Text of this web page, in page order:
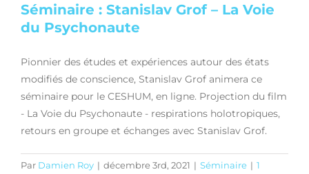
Séminaire : Stanislav Grof – La Voie
du Psychonaute
Pionnier des études et expériences autour des états
modifiés de conscience, Stanislav Grof animera ce
séminaire pour le CESHUM, en ligne. Projection du film
- La Voie du Psychonaute - respirations holotropiques,
retours en groupe et échanges avec Stanislav Grof.
Par Damien Roy | décembre 3rd, 2021 | Séminaire | 1